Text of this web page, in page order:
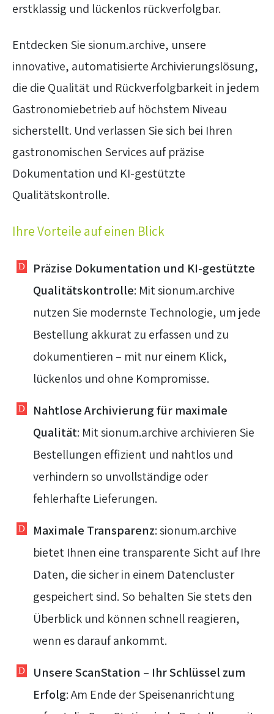
erstklassig und lückenlos rückverfolgbar.
Entdecken Sie sionum.archive, unsere
innovative, automatisierte Archivierungslösung,
die die Qualität und Rückverfolgbarkeit in jedem
Gastronomiebetrieb auf höchstem Niveau
sicherstellt. Und verlassen Sie sich bei Ihren
gastronomischen Services auf präzise
Dokumentation und KI-gestützte
Qualitätskontrolle.
Ihre Vorteile auf einen Blick
Präzise Dokumentation und KI-gestützte
Qualitätskontrolle: Mit sionum.archive
nutzen Sie modernste Technologie, um jede
Bestellung akkurat zu erfassen und zu
dokumentieren – mit nur einem Klick,
lückenlos und ohne Kompromisse.
Nahtlose Archivierung für maximale
Qualität: Mit sionum.archive archivieren Sie
Bestellungen effizient und nahtlos und
verhindern so unvollständige oder
fehlerhafte Lieferungen.
Maximale Transparenz: sionum.archive
bietet Ihnen eine transparente Sicht auf Ihre
Daten, die sicher in einem Datencluster
gespeichert sind. So behalten Sie stets den
Überblick und können schnell reagieren,
wenn es darauf ankommt.
Unsere ScanStation – Ihr Schlüssel zum
Erfolg: Am Ende der Speisenanrichtung